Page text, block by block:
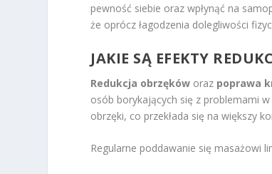
pewność siebie oraz wpłynąć na
że oprócz łagodzenia dolegliwości
JAKIE SĄ EFEKTY
Redukcja obrzęków oraz poprawa
osób borykających się z problemami
obrzęki, co przekłada się na większy
Regularne poddawanie się masażowi